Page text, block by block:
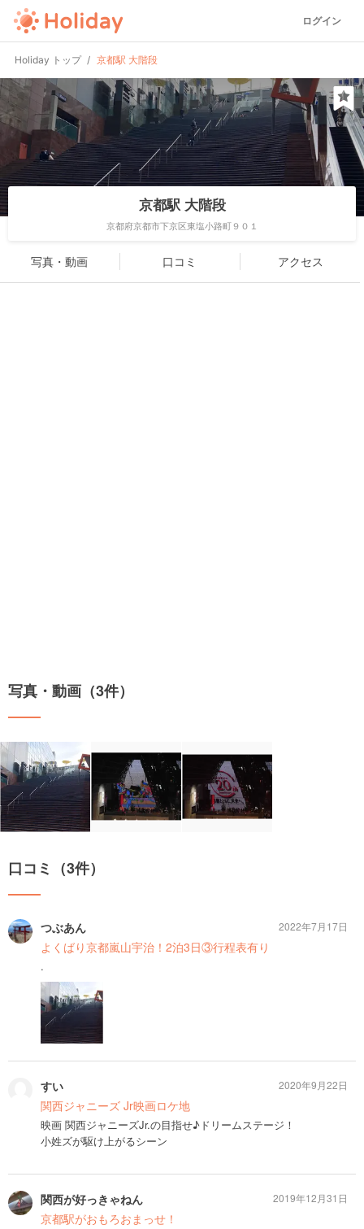
ログイン
Holiday トップ 京都駅 大階段
京都駅 大階段
京都府京都市下京区東塩小路町９０１
写真・動画 口コミ アクセス
写真・動画（3件）
口コミ（3件）
つぶあん
よくばり京都嵐山宇治！2泊3日③行程表有り
.
2022年7月17日
すい
関西ジャニーズ Jr映画ロケ地
映画 関西ジャニーズJr.の目指せ♪ドリームステージ！
小姓ズが駆け上がるシーン
2020年9月22日
関西が好っきゃねん
京都駅がおもろおまっせ！
2019年12月31日